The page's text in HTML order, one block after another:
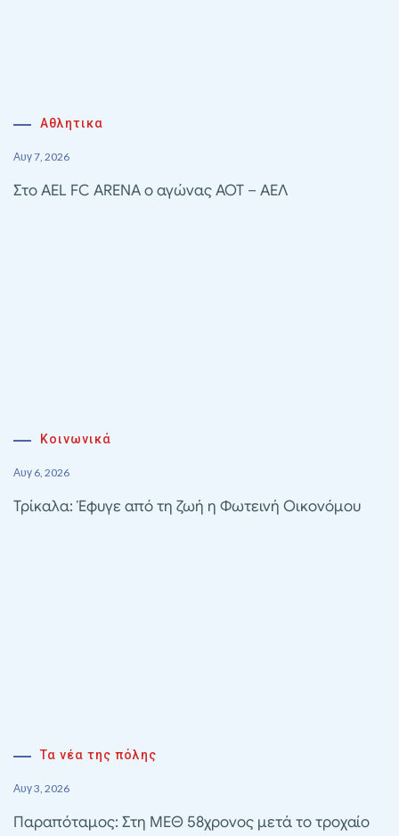
Αθλητικα
Αυγ 7, 2026
Στο AEL FC ARENA ο αγώνας ΑΟΤ – ΑΕΛ
Κοινωνικά
Αυγ 6, 2026
Τρίκαλα: Έφυγε από τη ζωή η Φωτεινή Οικονόμου
Τα νέα της πόλης
Αυγ 3, 2026
Παραπόταμος: Στη ΜΕΘ 58χρονος μετά το τροχαίο